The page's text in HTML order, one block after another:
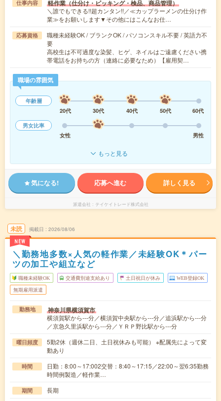
仕事内容 軽作業（仕分け・ピッキング・検品、商品管理）
＼誰でもできる!!超カンタン!!／≪カップラーメンの仕分け作
業≫をお願いします▼その他にはこんなお仕…
応募資格
職種未経験OK / ブランクOK / パソコンスキル不要 / 英語力不
要
高校生は不可過度な染髪、ヒゲ、ネイルはご遠慮ください携
帯電話をお持ちの方（連絡に必要なため）【雇用契…
職場の雰囲気
年齢層
20代
30代 40代 50代
60代
男女比率
女性
男性
もっと見る
気になる! 応募へ進む 詳しく見る
派遣会社 テイケイトレード株式会社
未読
NEW
掲載日 2026/08/06
＼勤務地多数×人気の軽作業／未経験OK＊パー
ツの加工や組立など
職種未経験OK 交通費別途支給あり 土日祝日が休み WEB登録OK
無期雇用派遣
勤務地 神奈川県横須賀市
横須賀駅から---分／横須賀中央駅から---分／追浜駅から---分
／京急久里浜駅から---分／ＹＲＰ野比駅から---分
曜日頻度
5勤2休（週休二日、土日祝休みも可能） ※配属先によって変
動あり
時間
日勤：8:00～17:002交替：8:40～17:15／22:00～翌6:35勤務
時間例製造／軽作業…
期間 長期